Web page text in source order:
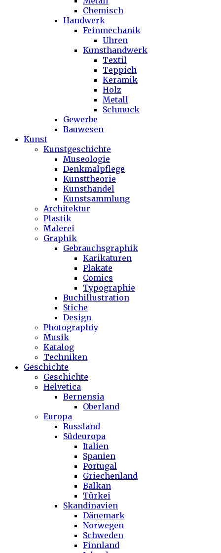
Chemisch
Handwerk
Feinmechanik
Uhren
Kunsthandwerk
Textil
Teppich
Keramik
Holz
Metall
Schmuck
Gewerbe
Bauwesen
Kunst
Kunstgeschichte
Museologie
Denkmalpflege
Kunsttheorie
Kunsthandel
Kunstsammlung
Architektur
Plastik
Malerei
Graphik
Gebrauchsgraphik
Karikaturen
Plakate
Comics
Typographie
Buchillustration
Stiche
Design
Photographiy
Musik
Katalog
Techniken
Geschichte
Geschichte
Helvetica
Bernensia
Oberland
Europa
Russland
Südeuropa
Italien
Spanien
Portugal
Griechenland
Balkan
Türkei
Skandinavien
Dänemark
Norwegen
Schweden
Finnland